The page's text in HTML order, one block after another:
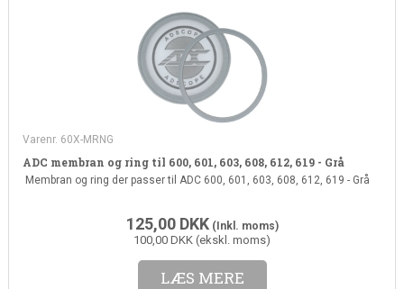
Varenr. 60X-MRNG
ADC membran og ring til 600, 601, 603, 608, 612, 619 - Grå
Membran og ring der passer til ADC 600, 601, 603, 608, 612, 619 - Grå
125,00 DKK(Inkl. moms)
100,00 DKK (ekskl. moms)
LÆS MERE